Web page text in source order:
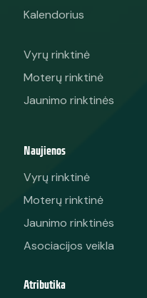
Kalendorius
Vyrų rinktinė
Moterų rinktinė
Jaunimo rinktinės
Naujienos
Vyrų rinktinė
Moterų rinktinė
Jaunimo rinktinės
Asociacijos veikla
Atributika